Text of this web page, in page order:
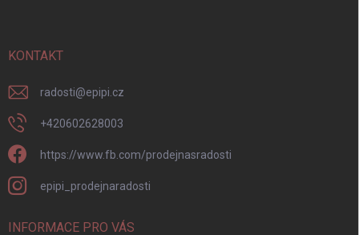
KONTAKT
radosti@epipi.cz
+420602628003
https://www.fb.com/prodejnasradosti
epipi_prodejnaradosti
INFORMACE PRO VÁS